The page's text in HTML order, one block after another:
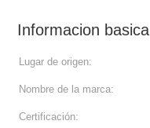
Informacion basica
Lugar de origen:
Nombre de la marca:
Certificación: